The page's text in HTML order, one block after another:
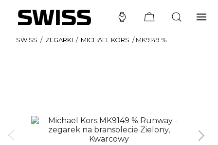
SWISS / ZEGARKI / MICHAEL KORS /MK9149 %